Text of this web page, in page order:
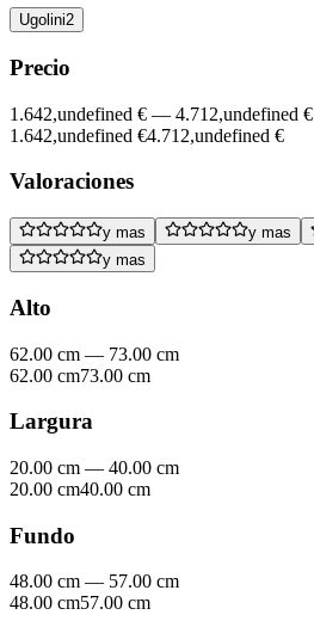
Ugolini2
Precio
1.642,undefined € — 4.712,undefined €
1.642,undefined €4.712,undefined €
Valoraciones
y mas y mas
y mas
Alto
62.00 cm — 73.00 cm
62.00 cm73.00 cm
Largura
20.00 cm — 40.00 cm
20.00 cm40.00 cm
Fundo
48.00 cm — 57.00 cm
48.00 cm57.00 cm